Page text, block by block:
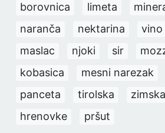
borovnica
limeta
naranča
nektarina vino
maslac
njoki sir
kobasica
mesni narezak
panceta
tirolska
hrenovke
pršut